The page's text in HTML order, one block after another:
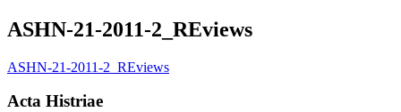
ASHN-21-2011-2_REviews
ASHN-21-2011-2_REviews
Acta Histriae